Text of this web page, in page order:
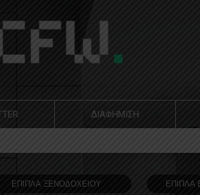
ΔΙΑΦΗΜΙΣΗ
ΕΠΙΠΛΑ ΞΕΝΟΔOΧΕΙΟΥ ΕΠΙΠΛΑ